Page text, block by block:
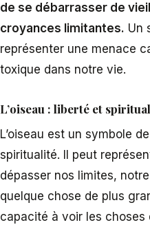
de se débarrasser de
croyances limitantes. Un
représenter une menace
toxique dans notre vie.
L’oiseau : liberté et
L’oiseau est un symbole
spiritualité. Il peut
dépasser nos limites,
quelque chose de plus
capacité à voir les choses